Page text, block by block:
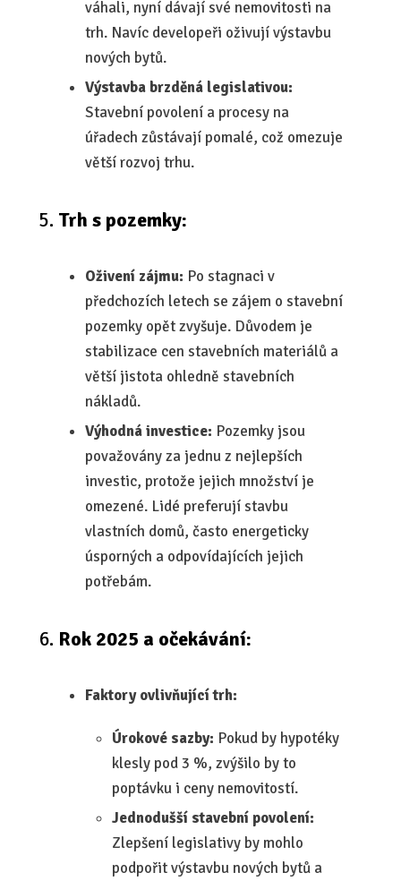
váhali, nyní dávají své nemovitosti na
trh. Navíc developeři oživují výstavbu
nových bytů.
Výstavba brzděná legislativou:
Stavební povolení a procesy na
úřadech zůstávají pomalé, což omezuje
větší rozvoj trhu.
Trh s pozemky:
Oživení zájmu: Po stagnaci v
předchozích letech se zájem o stavební
pozemky opět zvyšuje. Důvodem je
stabilizace cen stavebních materiálů a
větší jistota ohledně stavebních
nákladů.
Výhodná investice: Pozemky jsou
považovány za jednu z nejlepších
investic, protože jejich množství je
omezené. Lidé preferují stavbu
vlastních domů, často energeticky
úsporných a odpovídajících jejich
potřebám.
Rok 2025 a očekávání:
Faktory ovlivňující trh:
Úrokové sazby: Pokud by hypotéky
klesly pod 3 %, zvýšilo by to
poptávku i ceny nemovitostí.
Jednodušší stavební povolení:
Zlepšení legislativy by mohlo
podpořit výstavbu nových bytů a